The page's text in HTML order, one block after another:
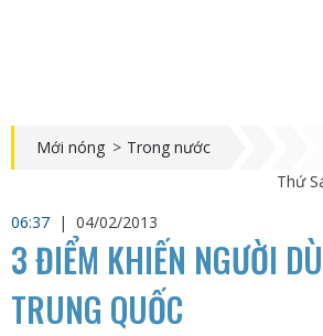
Mới nóng > Trong nước
Thứ
06:37 | 04/02/2013
3 ĐIỂM KHIẾN NGƯỜI
TRUNG QUỐC